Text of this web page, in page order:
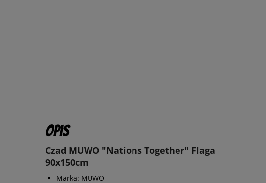
Opis
Czad MUWO "Nations Together" Flaga
90x150cm
Marka: MUWO